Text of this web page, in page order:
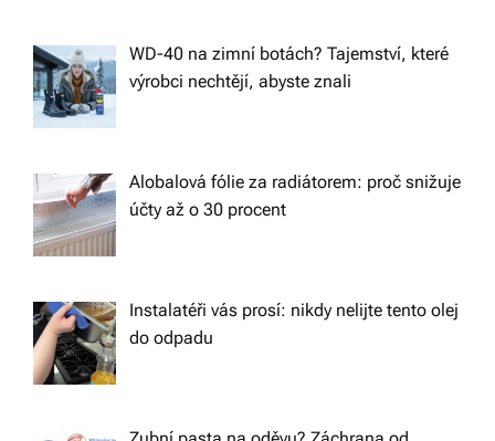
WD-40 na zimní botách? Tajemství, které
výrobci nechtějí, abyste znali
Alobalová fólie za radiátorem: proč snižuje
účty až o 30 procent
Instalatéři vás prosí: nikdy nelijte tento olej
do odpadu